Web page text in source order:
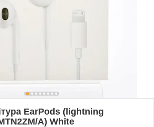
EarPods (lightning
A) White